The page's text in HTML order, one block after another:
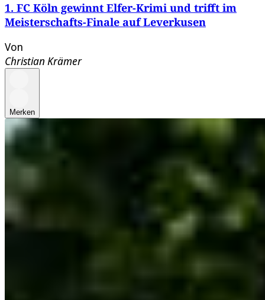
1. FC Köln gewinnt Elfer-Krimi und trifft im
Meisterschafts-Finale auf Leverkusen
Von
Christian Krämer
Merken